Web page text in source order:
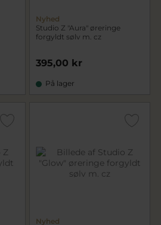
Nyhed
Studio Z "Aura" øreringe
forgyldt sølv m. cz
395,00 kr
På lager
Nyhed